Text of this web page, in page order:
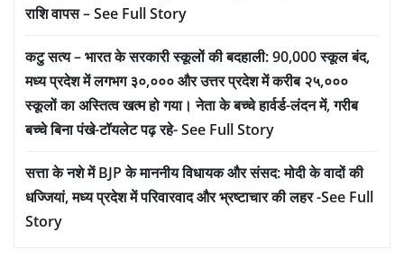
राशि वापस – See Full Story
कटु सत्य – भारत के सरकारी स्कूलों की बदहाली: 90,000 स्कूल बंद,
मध्य प्रदेश में लगभग ३०,००० और उत्तर प्रदेश में करीब २५,०००
स्कूलों का अस्तित्व खत्म हो गया। नेता के बच्चे हार्वर्ड-लंदन में, गरीब
बच्चे बिना पंखे-टॉयलेट पढ़ रहे- See Full Story
सत्ता के नशे में BJP के माननीय विधायक और संसद: मोदी के वादों की
धज्जियां, मध्य प्रदेश में परिवारवाद और भ्रष्टाचार की लहर -See Full
Story